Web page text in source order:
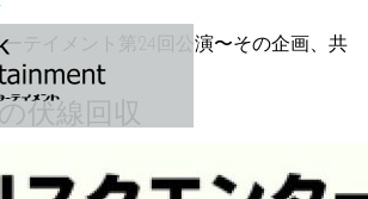
ーテイメント第24回公演〜その企画、共
伏線回収